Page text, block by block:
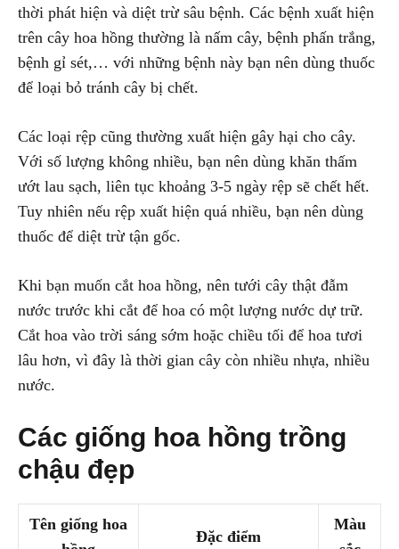
thời phát hiện và diệt trừ sâu bệnh. Các bệnh xuất hiện
trên cây hoa hồng thường là nấm cây, bệnh phấn trắng,
bệnh gỉ sét,… với những bệnh này bạn nên dùng thuốc
để loại bỏ tránh cây bị chết.
Các loại rệp cũng thường xuất hiện gây hại cho cây.
Với số lượng không nhiều, bạn nên dùng khăn thấm
ướt lau sạch, liên tục khoảng 3-5 ngày rệp sẽ chết hết.
Tuy nhiên nếu rệp xuất hiện quá nhiều, bạn nên dùng
thuốc để diệt trừ tận gốc.
Khi bạn muốn cắt hoa hồng, nên tưới cây thật đẫm
nước trước khi cắt để hoa có một lượng nước dự trữ.
Cắt hoa vào trời sáng sớm hoặc chiều tối để hoa tươi
lâu hơn, vì đây là thời gian cây còn nhiều nhựa, nhiều
nước.
Các giống hoa hồng trồng
chậu đẹp
Tên giống hoa
Đặc điểm
Màu